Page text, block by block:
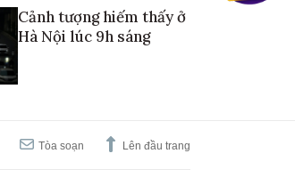
Cảnh tượng hiếm thấy ở
Hà Nội lúc 9h sáng
Tòa soạn Lên đầu trang